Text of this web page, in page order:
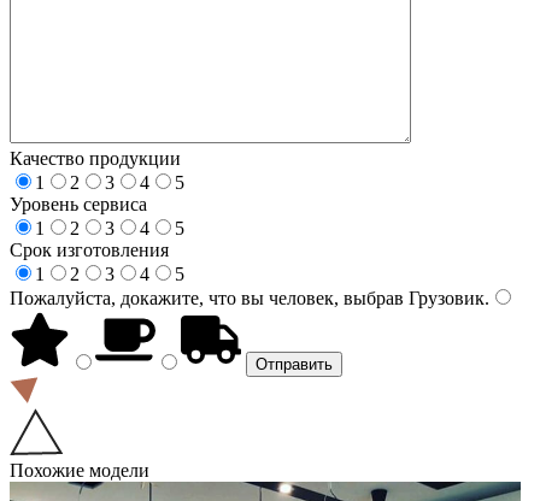
Качество продукции
1
2 3 4
5
Уровень сервиса
1
2 3 4
5
Срок изготовления
1
2 3 4
5
Пожалуйста, докажите, что вы человек, выбрав Грузовик.
Похожие модели